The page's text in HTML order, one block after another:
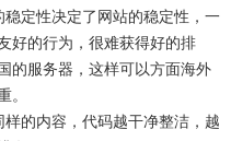
定性决定了网站的稳定性，一
好的行为，很难获得好的排
的服务器，这样可以方面海外
。
的内容，代码越干净整洁，越